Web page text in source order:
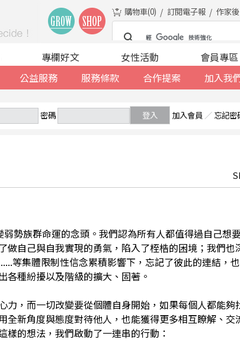
購物車(0) 訂閱電子報 作家
公益服務 服務條款 合作提案 加入我
專欄好文 女性活動 會員專區
密碼 登入 加入會員 ／ 忘記密
勢族群命運的念頭。我們認為所有人都值得過自己想
做自己與自我實現的勇氣，陷入了桎梏的困境；我們
等集體限制性信念累積影響下，忘記了彼此的連結，
各種紛擾以及階級的擴大、固著。
力，而一切改變要從個體自身開始，如果每個人都能
全新角度與態度對待他人，也能獲得更多相互瞭解、
的想法，我們啟動了一連串的行動：